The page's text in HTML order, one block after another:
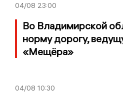
04/08 23:00
Во Владимирской
норму дорогу,
«Мещёра»
04/08 10:30